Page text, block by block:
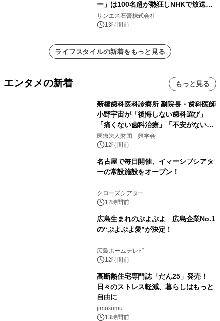
ー」は100名超が熱狂しNHKで放送さ
れました。
サンエス石膏株式会社
13時間前
ライフスタイルの新着をもっと見る
エンタメの新着 もっと見る
新橋歯科医科診療所 副院長・歯科医師
小野宇宙が「後悔しない歯科選び」
「痛くない歯科治療」「不安がない治
療計画」をテーマに専門監修
医療法人財団 興学会
12時間前
名古屋で毎日開催、イマーシブシアタ
ーの常設施設をオープン！
クローズシアター
12時間前
広島生まれのぷよぷよ 広島企業No.1
の“ぷよぷよ愛”が決定！
広島ホームテレビ
12時間前
高断熱住宅専門誌「だん25」発売！
日々のストレス軽減、暮らしはもっと
自由に
jimosumu
13時間前